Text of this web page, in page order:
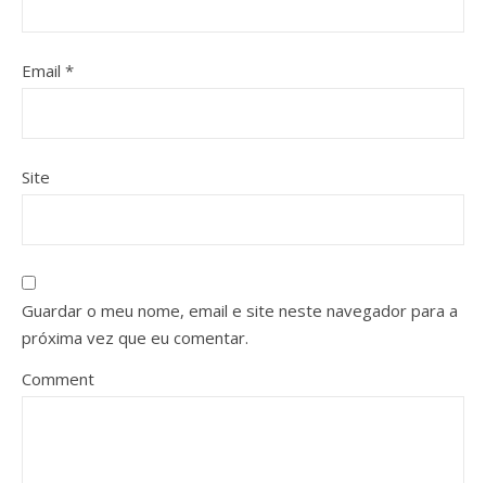
Email *
Site
Guardar o meu nome, email e site neste navegador para a
próxima vez que eu comentar.
Comment